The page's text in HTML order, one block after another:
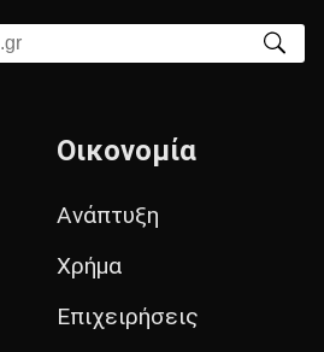
Οικονομία
Ανάπτυξη
Χρήμα
Επιχειρήσεις